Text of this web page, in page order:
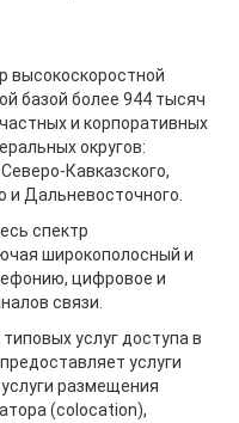
высокоскоростной
базой более 944 тысяч
и корпоративных
округов:
Кавказского,
и Дальневосточного.
спектр
широкополосный и
цифровое и
связи.
услуг доступа в
услуги
размещения
(colocation),